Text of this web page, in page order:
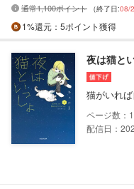
通常1,100ポイント （終了日:08/
1%還元 ：5ポイント獲得
夜は猫と
猫がいれ
配信日：